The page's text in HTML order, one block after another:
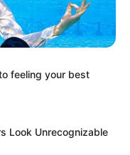
sin signos vitales.
al número de
rápidamente
de los esfuerzos
positivamente a los
feeling your best
Look Unrecognizable